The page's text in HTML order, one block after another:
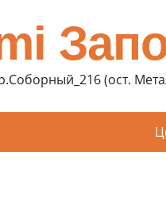
(ост.